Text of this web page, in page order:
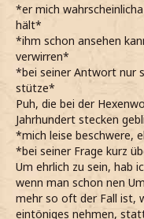
*er mich
hält*
*ihm schon ansehen
verwirren*
*bei seiner Antwort nur
stütze*
Puh, die bei der
Jahrhundert stecken
*mich leise beschwere,
*bei seiner Frage kurz
Um ehrlich zu sein, hab
wenn man schon nen
mehr so oft der Fall ist,
eintöniges nehmen,